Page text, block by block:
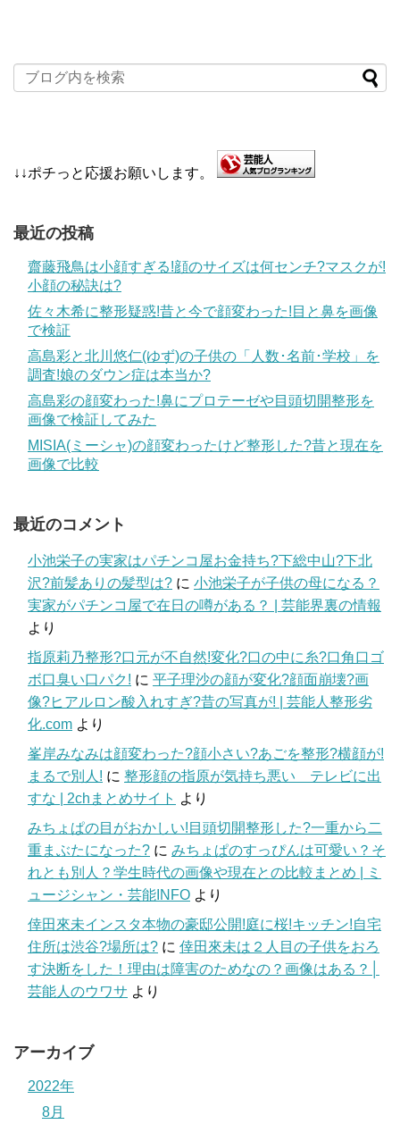
↓↓ポチっと応援お願いします。
最近の投稿
齋藤飛鳥は小顔すぎる!顔のサイズは何センチ?マスクが!
小顔の秘訣は?
佐々木希に整形疑惑!昔と今で顔変わった!目と鼻を画像
で検証
高島彩と北川悠仁(ゆず)の子供の「人数･名前･学校」を
調査!娘のダウン症は本当か?
高島彩の顔変わった!鼻にプロテーゼや目頭切開整形を
画像で検証してみた
MISIA(ミーシャ)の顔変わったけど整形した?昔と現在を
画像で比較
最近のコメント
小池栄子の実家はパチンコ屋お金持ち?下総中山?下北
沢?前髪ありの髪型は? に 小池栄子が子供の母になる？
実家がパチンコ屋で在日の噂がある？ | 芸能界裏の情報
より
指原莉乃整形?口元が不自然!変化?口の中に糸?口角口ゴ
ボ口臭い口パク! に 平子理沙の顔が変化?顔面崩壊?画
像?ヒアルロン酸入れすぎ?昔の写真が! | 芸能人整形劣
化.com より
峯岸みなみは顔変わった?顔小さい?あごを整形?横顔が!
まるで別人! に 整形顔の指原が気持ち悪い テレビに出
すな | 2chまとめサイト より
みちょぱの目がおかしい!目頭切開整形した?一重から二
重まぶたになった? に みちょぱのすっぴんは可愛い？そ
れとも別人？学生時代の画像や現在との比較まとめ | ミ
ュージシャン・芸能INFO より
倖田來未インスタ本物の豪邸公開!庭に桜!キッチン!自宅
住所は渋谷?場所は? に 倖田來未は２人目の子供をおろ
す決断をした！理由は障害のためなの？画像はある？│
芸能人のウワサ より
アーカイブ
2022年
8月